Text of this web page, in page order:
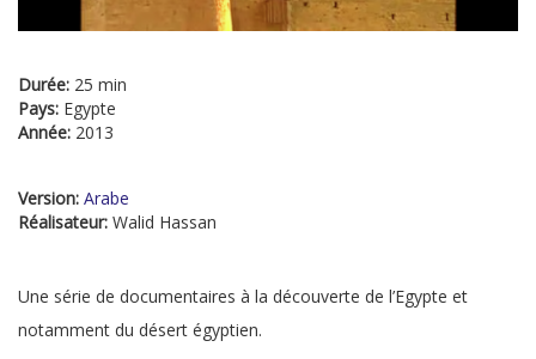
Durée: 25 min
Pays: Egypte
Année: 2013
Version: Arabe
Réalisateur: Walid Hassan
Une série de documentaires à la découverte de l’Egypte et
notamment du désert égyptien.